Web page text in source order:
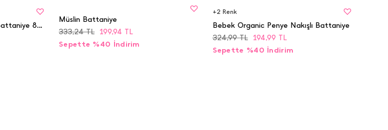
Kız Bebek Dört İp Müslin Battaniye 85x100 - 9545
Sepette %40 İndirim
199,94 TL
333,24 TL
Müslin Battaniye
Sepette %40 İndirim
194,99 TL
324,99 TL
+2 Renk
Bebek Organic Penye Nakışlı Battaniye